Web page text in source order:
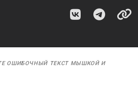
ОШИБОЧНЫЙ ТЕКСТ МЫШКОЙ И